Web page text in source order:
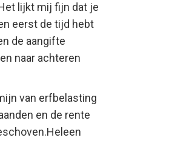
lijkt mij fijn dat je
eerst de tijd hebt
de aangifte
naar achteren
van erfbelasting
en de rente